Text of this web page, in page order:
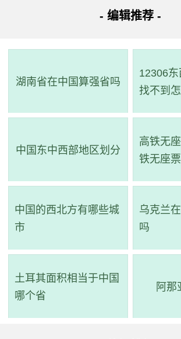
- 编辑推荐 -
湖南省在中国算强省吗
12306
找不到
中国东中西部地区划分
高铁无
铁无座
中国的西北方有哪些城
市
乌克兰
吗
土耳其面积相当于中国
哪个省
阿那